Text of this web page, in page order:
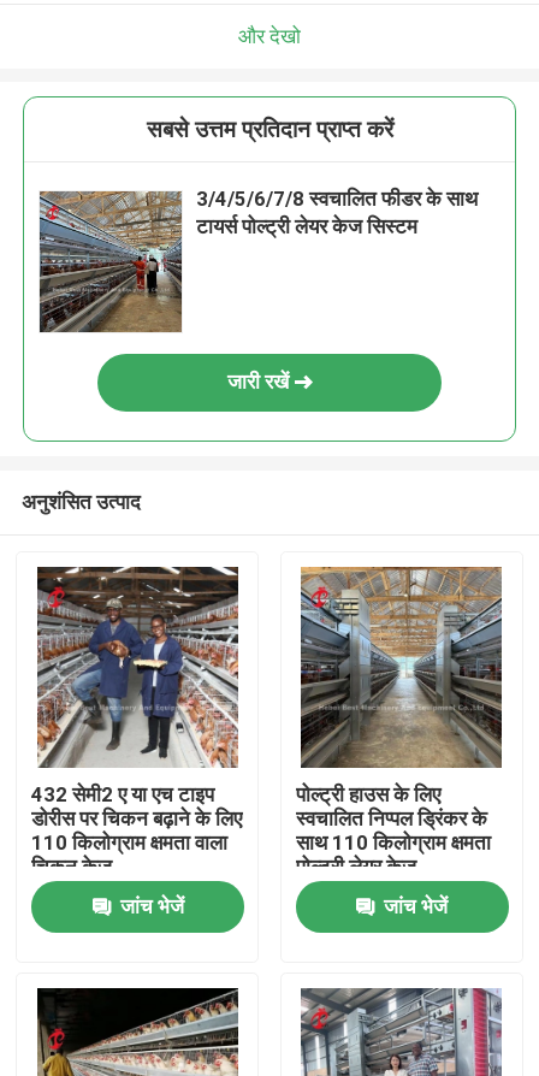
होम
और देखो
सबसे उत्तम प्रतिदान प्राप्त करें
3/4/5/6/7/8 स्वचालित फीडर के साथ
टायर्स पोल्ट्री लेयर केज सिस्टम
जारी रखें
अनुशंसित उत्पाद
432 सेमी2 ए या एच टाइप
डोरीस पर चिकन बढ़ाने के लिए
110 किलोग्राम क्षमता वाला
चिकन केज
जांच भेजें
पोल्ट्री हाउस के लिए
स्वचालित निप्पल ड्रिंकर के
साथ 110 किलोग्राम क्षमता
पोल्ट्री लेयर केज
जांच भेजें